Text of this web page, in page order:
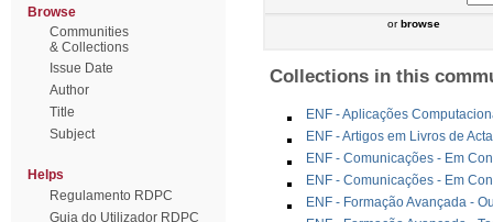
Browse
Communities
& Collections
Issue Date
Author
Title
Subject
Helps
Regulamento RDPC
Guia do Utilizador RDPC
orbrowse
Collections in this
ENF - Aplicações
ENF - Artigos em Livros de
ENF - Comunicações - Em
ENF - Comunicações - Em
ENF - Formação Avançada -